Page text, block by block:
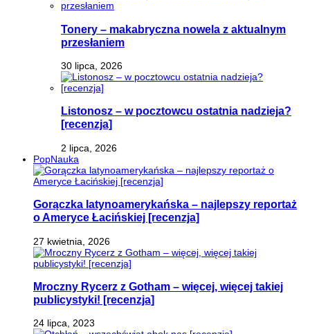
Tonery – makabryczna nowela z aktualnym
przesłaniem
30 lipca, 2026
Listonosz – w pocztowcu ostatnia nadzieja?
[recenzja]
2 lipca, 2026
PopNauka
Gorączka latynoamerykańska – najlepszy reportaż
o Ameryce Łacińskiej [recenzja]
27 kwietnia, 2026
Mroczny Rycerz z Gotham – więcej, więcej takiej
publicystyki! [recenzja]
24 lipca, 2023